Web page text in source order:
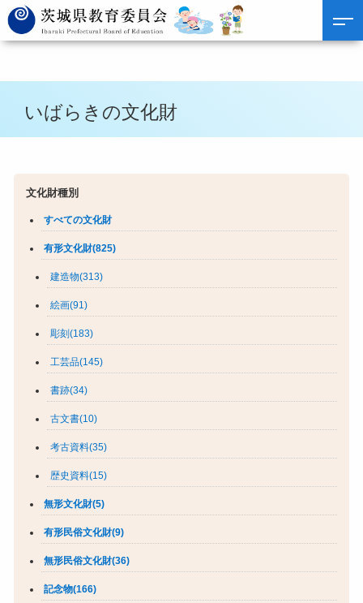
いばらきの文化財
文化財種別
すべての文化財
有形文化財(825)
建造物(313)
絵画(91)
彫刻(183)
工芸品(145)
書跡(34)
古文書(10)
考古資料(35)
歴史資料(15)
無形文化財(5)
有形民俗文化財(9)
無形民俗文化財(36)
記念物(166)